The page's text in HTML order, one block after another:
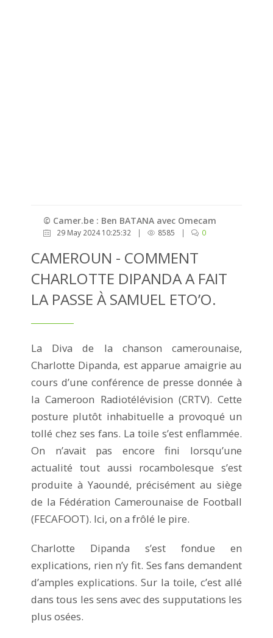
© Camer.be : Ben BATANA avec Omecam
29 May 2024 10:25:32 | 8585 | 0
CAMEROUN - COMMENT
CHARLOTTE DIPANDA A FAIT
LA PASSE À SAMUEL ETO’O.
La Diva de la chanson camerounaise,
Charlotte Dipanda, est apparue amaigrie au
cours d’une conférence de presse donnée à
la Cameroon Radiotélévision (CRTV). Cette
posture plutôt inhabituelle a provoqué un
tollé chez ses fans. La toile s’est enflammée.
On n’avait pas encore fini lorsqu’une
actualité tout aussi rocambolesque s’est
produite à Yaoundé, précisément au siège
de la Fédération Camerounaise de Football
(FECAFOOT). Ici, on a frôlé le pire.
Charlotte Dipanda s’est fondue en
explications, rien n’y fit. Ses fans demandent
d’amples explications. Sur la toile, c’est allé
dans tous les sens avec des supputations les
plus osées.